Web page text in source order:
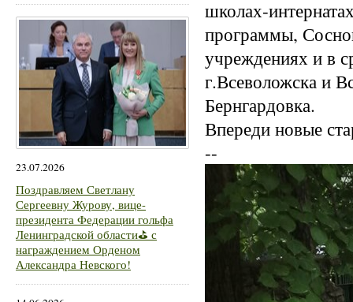
23.07.2026
Поздравляем Светлану
Сергеевну Журову, вице-
президента Федерации гольфа
Ленинградской области⛳ с
награждением Орденом
Александра Невского!
школах-
программы,
учреждениях и в
г.Всеволожска и
Бернгардовка.
Впереди новые
--